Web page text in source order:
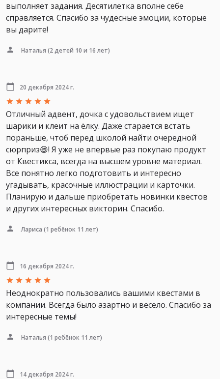
выполняет задания. Десятилетка вполне себе
справляется. Спасибо за чудесные эмоции, которые
вы дарите!
Наталья (2 детей 10 и 16 лет)
20 декабря 2024 г.
Отличный адвент, дочка с удовольствием ищет
шарики и клеит на ёлку. Даже старается встать
пораньше, чтоб перед школой найти очередной
сюрприз😄! Я уже не впервые раз покупаю продукт
от Квестикса, всегда на высшем уровне материал.
Все понятно легко подготовить и интересно
угадывать, красочные иллюстрации и карточки.
Планирую и дальше приобретать новинки квестов
и других интересных викторин. Спасибо.
Лариса (1 ребёнок 11 лет)
16 декабря 2024 г.
Неоднократно пользовались вашими квестами в
компании. Всегда было азартно и весело. Спасибо за
интересные темы!
Наталья (1 ребёнок 11 лет)
14 декабря 2024 г.